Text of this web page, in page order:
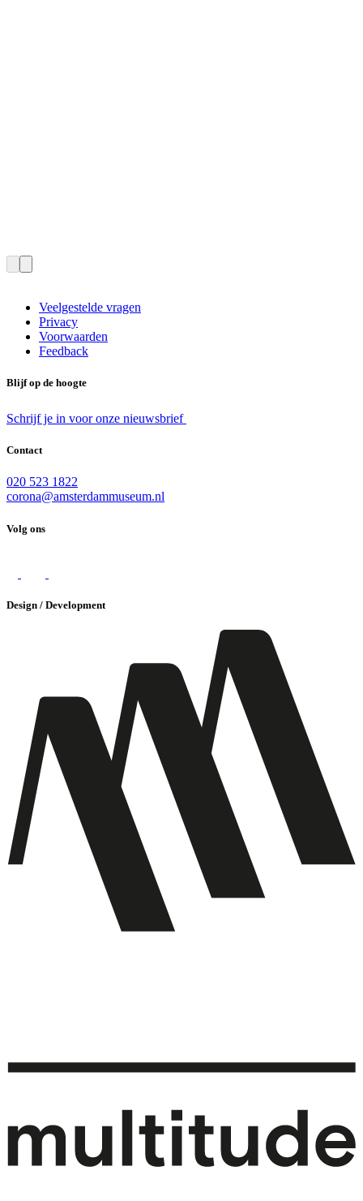
Veelgestelde vragen
Privacy
Voorwaarden
Feedback
Blijf op de hoogte
Schrijf je in voor onze nieuwsbrief
Contact
020 523 1822
corona@amsterdammuseum.nl
Volg ons
Design / Development